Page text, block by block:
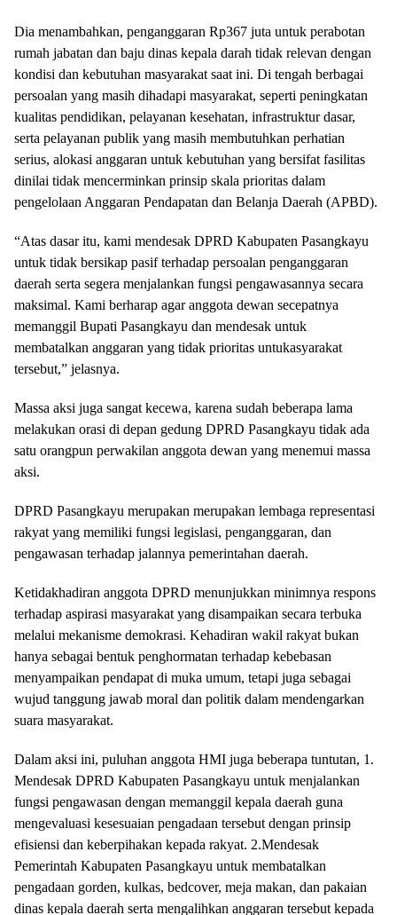
Dia menambahkan, penganggaran Rp367 juta untuk perabotan
rumah jabatan dan baju dinas kepala darah tidak relevan dengan
kondisi dan kebutuhan masyarakat saat ini. Di tengah berbagai
persoalan yang masih dihadapi masyarakat, seperti peningkatan
kualitas pendidikan, pelayanan kesehatan, infrastruktur dasar,
serta pelayanan publik yang masih membutuhkan perhatian
serius, alokasi anggaran untuk kebutuhan yang bersifat fasilitas
dinilai tidak mencerminkan prinsip skala prioritas dalam
pengelolaan Anggaran Pendapatan dan Belanja Daerah (APBD).
“Atas dasar itu, kami mendesak DPRD Kabupaten Pasangkayu
untuk tidak bersikap pasif terhadap persoalan penganggaran
daerah serta segera menjalankan fungsi pengawasannya secara
maksimal. Kami berharap agar anggota dewan secepatnya
memanggil Bupati Pasangkayu dan mendesak untuk
membatalkan anggaran yang tidak prioritas untukasyarakat
tersebut,” jelasnya.
Massa aksi juga sangat kecewa, karena sudah beberapa lama
melakukan orasi di depan gedung DPRD Pasangkayu tidak ada
satu orangpun perwakilan anggota dewan yang menemui massa
aksi.
DPRD Pasangkayu merupakan merupakan lembaga representasi
rakyat yang memiliki fungsi legislasi, penganggaran, dan
pengawasan terhadap jalannya pemerintahan daerah.
Ketidakhadiran anggota DPRD menunjukkan minimnya respons
terhadap aspirasi masyarakat yang disampaikan secara terbuka
melalui mekanisme demokrasi. Kehadiran wakil rakyat bukan
hanya sebagai bentuk penghormatan terhadap kebebasan
menyampaikan pendapat di muka umum, tetapi juga sebagai
wujud tanggung jawab moral dan politik dalam mendengarkan
suara masyarakat.
Dalam aksi ini, puluhan anggota HMI juga beberapa tuntutan, 1.
Mendesak DPRD Kabupaten Pasangkayu untuk menjalankan
fungsi pengawasan dengan memanggil kepala daerah guna
mengevaluasi kesesuaian pengadaan tersebut dengan prinsip
efisiensi dan keberpihakan kepada rakyat. 2.Mendesak
Pemerintah Kabupaten Pasangkayu untuk membatalkan
pengadaan gorden, kulkas, bedcover, meja makan, dan pakaian
dinas kepala daerah serta mengalihkan anggaran tersebut kepada